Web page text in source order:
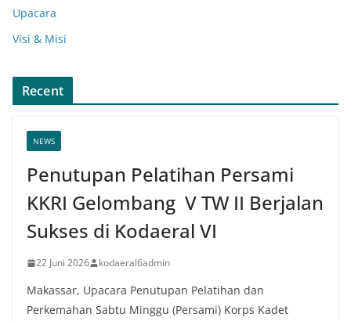
Upacara
Visi & Misi
Recent
NEWS
Penutupan Pelatihan Persami
KKRI Gelombang V TW II Berjalan
Sukses di Kodaeral VI
22 Juni 2026 kodaeral6admin
Makassar, Upacara Penutupan Pelatihan dan
Perkemahan Sabtu Minggu (Persami) Korps Kadet